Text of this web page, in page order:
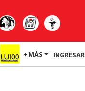
+ MÁS INGRESAR